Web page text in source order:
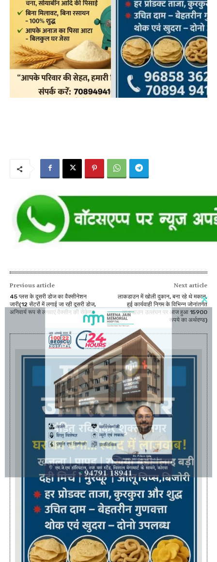
Previous article
45 प्लस के दूसरी डोज का वैक्सीनेशन
जारी(12 सेंटरों में लगाई जा रही दूसरी डोज,
अनिवार्य रूप से लगवाएं वैक्सीन की सेकेण्ड
Next article
लाकडाउन में खोली दुकान, बना रहे थे मकान,
हुई कार्यवाही निगम के विभिन्न जोनांतर्गत
लाकडाउन उल्लंघन पर आज हुआ 15900
रूपये का अर्थदण्ड)
- Advertisement -